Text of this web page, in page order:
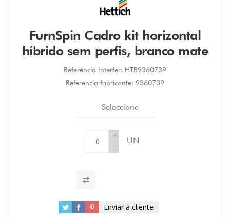
FurnSpin Cadro kit horizontal
híbrido sem perfis, branco mate
Referência Interfer: HTB9360739
Referência fabricante: 9360739
Seleccione
+
-
UN
Enviar a cliente